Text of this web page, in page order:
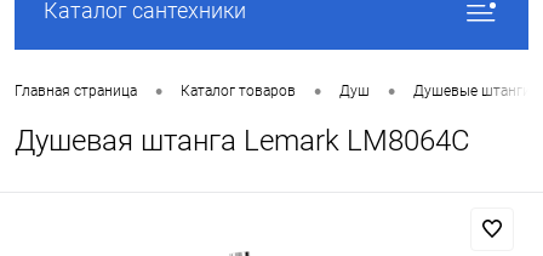
Каталог сантехники
Главная страница • Каталог товаров • Душ • Душевые штанги
Душевая штанга Lemark LM8064C